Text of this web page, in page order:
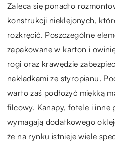
Zaleca się ponadto
konstrukcji nieklejonych,
rozkręcić. Poszczególne
zapakowane w karton i
rogi oraz krawędzie
nakładkami ze styropianu.
warto zaś podłożyć miękką
filcowy. Kanapy, fotele i inne
wymagają dodatkowego
że na rynku istnieje wiele